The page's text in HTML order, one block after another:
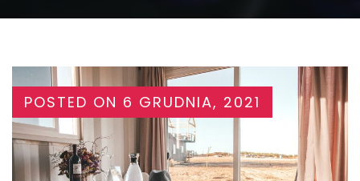
POSTED ON 6 GRUDNIA, 2021